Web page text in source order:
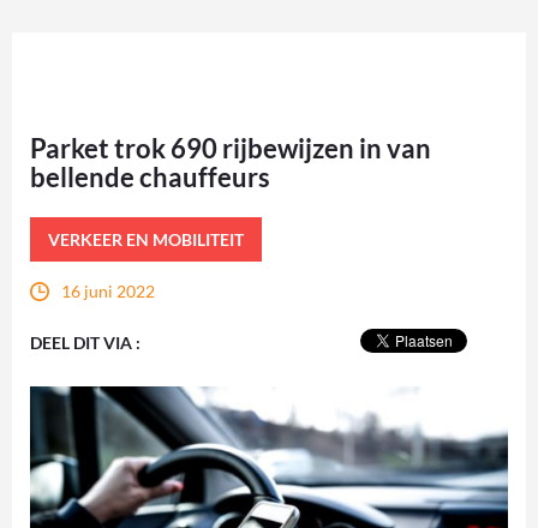
Parket trok 690 rijbewijzen in van
bellende chauffeurs
VERKEER EN MOBILITEIT
16 juni 2022
DEEL DIT VIA :